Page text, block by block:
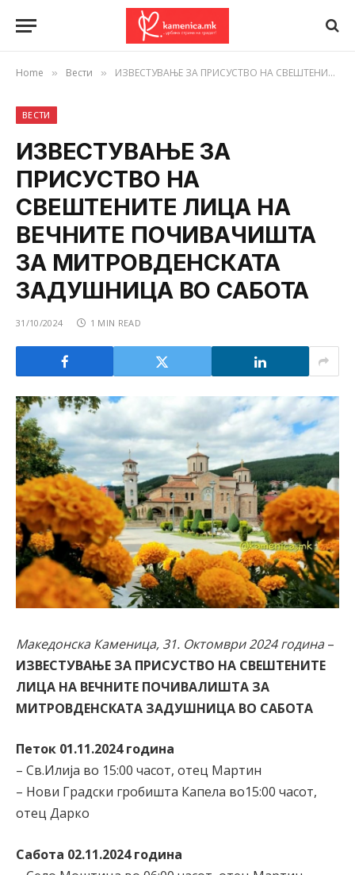
Home » Вести » ИЗВЕСТУВАЊЕ ЗА ПРИСУСТВО НА СВЕШТЕНИТЕ ЛИЦА НА ВЕЧНИТЕ ПОЧИВАЧИШТА ЗА МИТРОВДЕНСКАТА ЗАДУШНИЦА ВО САБОТА
ВЕСТИ
ИЗВЕСТУВАЊЕ ЗА
ПРИСУСТВО НА
СВЕШТЕНИТЕ ЛИЦА НА
ВЕЧНИТЕ ПОЧИВАЧИШТА
ЗА МИТРОВДЕНСКАТА
ЗАДУШНИЦА ВО САБОТА
31/10/2024 1 MIN READ
Македонска Каменица, 31. Октомври 2024 година–
ИЗВЕСТУВАЊЕ ЗА ПРИСУСТВО НА СВЕШТЕНИТЕ
ЛИЦА НА ВЕЧНИТЕ ПОЧИВАЛИШТА ЗА
МИТРОВДЕНСКАТА ЗАДУШНИЦА ВО САБОТА
Петок 01.11.2024 година
– Св.Илија во 15:00 часот, отец Мартин
– Нови Градски гробишта Капела во15:00 часот,
отец Дарко
Сабота 02.11.2024 година